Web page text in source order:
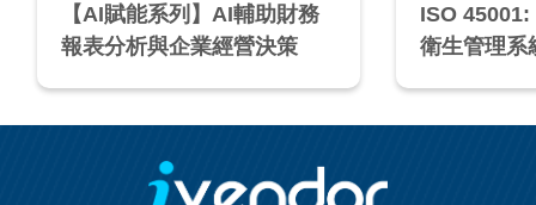
【AI賦能系列】AI輔助財務
報表分析與企業經營決策
ISO
衛生管理系